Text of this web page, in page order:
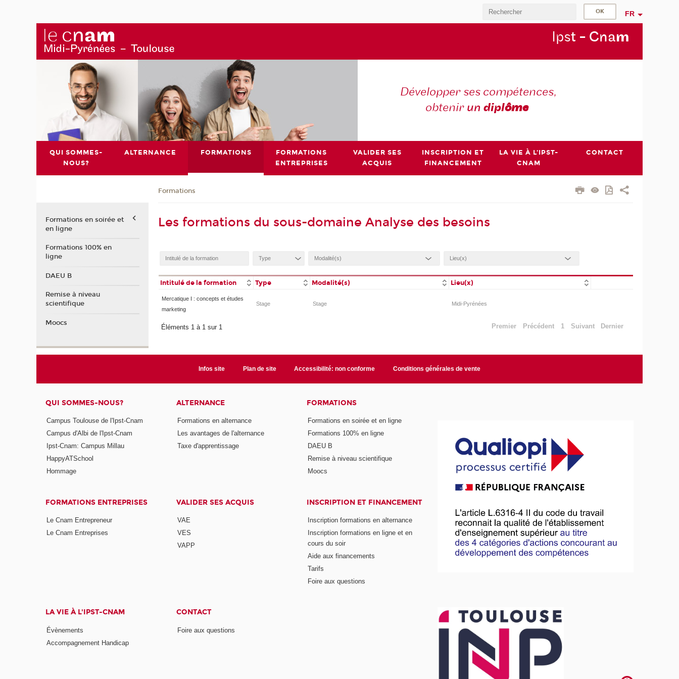
FR
Ipst - Cnam
Développer ses compétences,
obtenir undiplôme
QUI SOMMES-
NOUS?
ALTERNANCE FORMATIONS
FORMATIONS
ENTREPRISES
VALIDER SES
ACQUIS
INSCRIPTION ET
FINANCEMENT
LA VIE À L'IPST-
CNAM
CONTACT
Formations
Les formations du sous-domaine Analyse des besoins
Intitulé de la formation Type Modalité(s) Lieu(x)
Mercatique I : concepts et études
marketing
Stage Stage Midi-Pyrénées
Éléments 1 à 1 sur 1 Premier Précédent 1 Suivant Dernier
Formations en soirée et
en ligne
Formations 100% en
ligne
DAEU B
Remise à niveau
scientifique
Moocs
Infos site Plan de site Accessibilité: non conforme Conditions générales de vente
QUI SOMMES-NOUS?
Campus Toulouse de l'Ipst-Cnam
Campus d'Albi de l'Ipst-Cnam
Ipst-Cnam: Campus Millau
HappyATSchool
Hommage
ALTERNANCE
Formations en alternance
Les avantages de l'alternance
Taxe d'apprentissage
FORMATIONS
Formations en soirée et en ligne
Formations 100% en ligne
DAEU B
Remise à niveau scientifique
Moocs
FORMATIONS ENTREPRISES
Le Cnam Entrepreneur
Le Cnam Entreprises
VALIDER SES ACQUIS
VAE
VES
VAPP
INSCRIPTION ET FINANCEMENT
Inscription formations en alternance
Inscription formations en ligne et en
cours du soir
Aide aux financements
Tarifs
Foire aux questions
LA VIE À L'IPST-CNAM
Évènements
Accompagnement Handicap
CONTACT
Foire aux questions